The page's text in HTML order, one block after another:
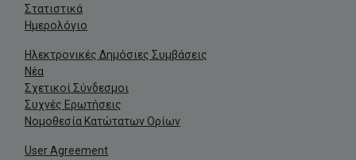
Στατιστικά
Ημερολόγιο
Ηλεκτρονικές Δημόσιες Συμβάσεις
Νέα
Σχετικοί Σύνδεσμοι
Συχνές Ερωτήσεις
Νομοθεσία Κατώτατων Ορίων
User Agreement